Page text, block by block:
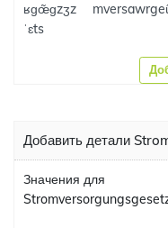
ʁɡœ̃ɡzʒz
ˈɛts
Добавить детали
Значения для